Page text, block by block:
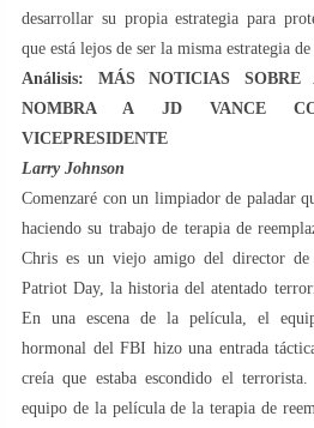
desarrollar su propia estrategia para
que está lejos de ser la misma estrategia
Análisis: MÁS NOTICIAS SOBRE
NOMBRA A JD VANCE
VICEPRESIDENTE
Larry Johnson
Comenzaré con un limpiador de paladar
haciendo su trabajo de terapia de
Chris es un viejo amigo del director
Patriot Day, la historia del atentado
En una escena de la película, el
hormonal del FBI hizo una entrada
creía que estaba escondido el
equipo de la película de la terapia de